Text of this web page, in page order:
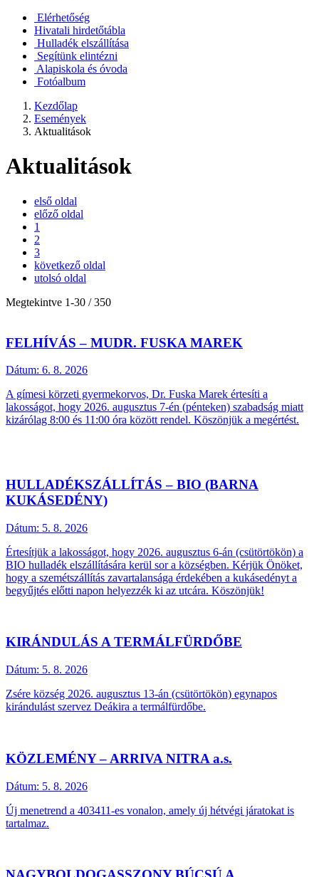
Elérhetőség
Hivatali hirdetőtábla
Hulladék elszállítása
Segítünk elintézni
Alapiskola és óvoda
Fotóalbum
Kezdőlap
Események
Aktualitások
Aktualitások
első oldal
előző oldal
1
2
3
következő oldal
utolsó oldal
Megtekintve 1-30 / 350
FELHÍVÁS – MUDR. FUSKA MAREK
Dátum: 6. 8. 2026
A gímesi körzeti gyermekorvos, Dr. Fuska Marek értesíti a
lakosságot, hogy 2026. augusztus 7-én (pénteken) szabadság miatt
kizárólag 8:00 és 11:00 óra között rendel. Köszönjük a megértést.
HULLADÉKSZÁLLÍTÁS – BIO (BARNA
KUKÁSEDÉNY)
Dátum: 5. 8. 2026
Értesítjük a lakosságot, hogy 2026. augusztus 6-án (csütörtökön) a
BIO hulladék elszállítására kerül sor a községben. Kérjük Önöket,
hogy a szemétszállítás zavartalansága érdekében a kukásedényt a
begyűjtés előtti napon helyezzék ki az utcára. Köszönjük!
KIRÁNDULÁS A TERMÁLFÜRDŐBE
Dátum: 5. 8. 2026
Zsére község 2026. augusztus 13-án (csütörtökön) egynapos
kirándulást szervez Deákira a termálfürdőbe.
KÖZLEMÉNY – ARRIVA NITRA a.s.
Dátum: 5. 8. 2026
Új menetrend a 403411-es vonalon, amely új hétvégi járatokat is
tartalmaz.